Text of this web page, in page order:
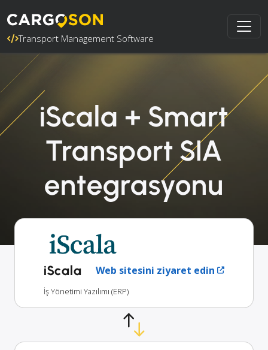
Transport Management Software
iScala + Smart
Transport SIA
entegrasyonu
iScala Web sitesini ziyaret edin
İş Yönetimi Yazılımı (ERP)